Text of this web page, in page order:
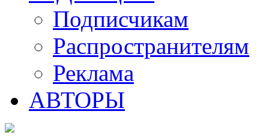
Подписчикам
Распространителям
Реклама
АВТОРЫ